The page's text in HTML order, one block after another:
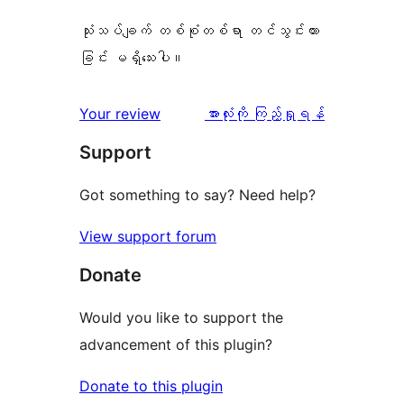
သုံးသပ်ချက် တစ်စုံတစ်ရာ တင်သွင်းထား
ခြင်း မရှိသေးပါ။
Your review
သုံးသပ်
အားလုံးကို ကြည့်ရှုရန်
Support
Got something to say? Need help?
View support forum
Donate
Would you like to support the
advancement of this plugin?
Donate to this plugin